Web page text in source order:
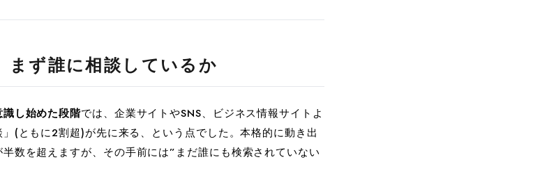
まず誰に相談しているか
識し始めた段階では、企業サイトやSNS、ビジネス情報サイトよ
(ともに2割超)が先に来る、という点でした。本格的に動き出
数を超えますが、その手前には”まだ誰にも検索されていない